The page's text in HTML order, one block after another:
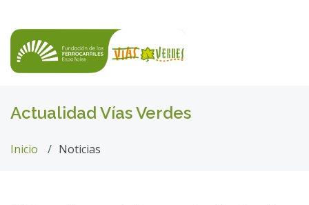
Actualidad Vías Verdes
Inicio Noticias